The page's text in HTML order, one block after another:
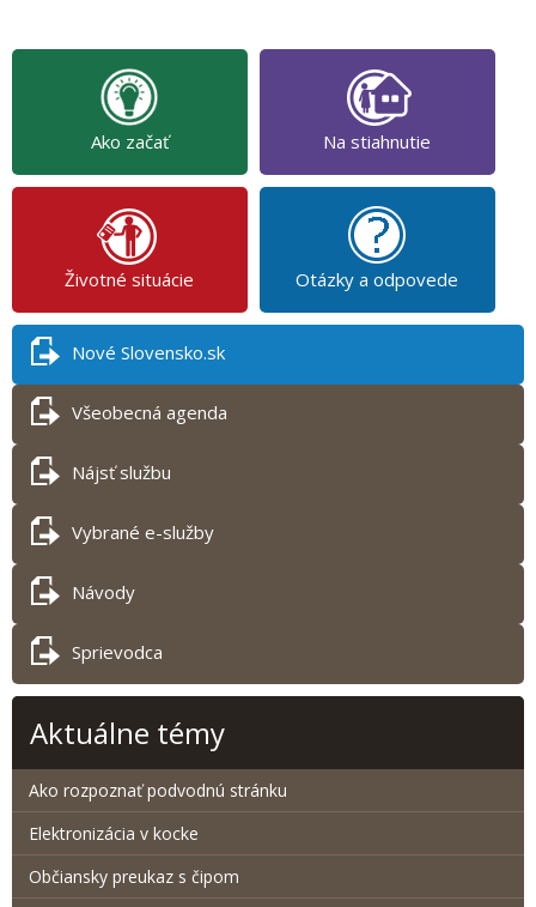
Ako začať Na stiahnutie
Životné situácie Otázky a odpovede
Nové Slovensko.sk
Všeobecná agenda
Nájsť službu
Vybrané e-služby
Návody
Sprievodca
Aktuálne témy
Ako rozpoznať podvodnú stránku
Elektronizácia v kocke
Občiansky preukaz s čipom